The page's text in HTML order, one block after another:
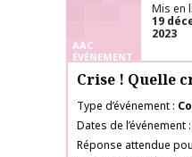
AAC
ÉVÉNEMENT
Mis en
19
2023
Crise ! Quelle
Type d’événement
Dates de l’événement
Réponse attendue